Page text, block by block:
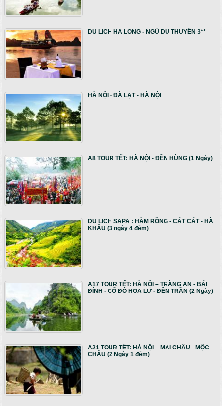
DU LICH HA LONG - NGỦ DU THUYỀN 3**
HÀ NỘI - ĐÀ LẠT - HÀ NỘI
A8 TOUR TẾT: HÀ NỘI - ĐỀN HÙNG (1 Ngày)
DU LICH SAPA : HÀM RỒNG - CÁT CÁT - HÀ
KHẨU (3 ngày 4 đêm)
A17 TOUR TẾT: HÀ NỘI – TRÀNG AN - BÁI
ĐÍNH - CỐ ĐÔ HOA LƯ - ĐỀN TRẦN (2 Ngày)
A21 TOUR TẾT: HÀ NỘI – MAI CHÂU - MỘC
CHÂU (2 Ngày 1 đêm)